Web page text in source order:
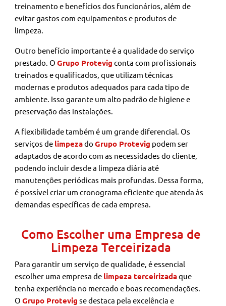
treinamento e benefícios dos funcionários, além de
evitar gastos com equipamentos e produtos de
limpeza.
Outro benefício importante é a qualidade do serviço
prestado. O Grupo Protevig conta com profissionais
treinados e qualificados, que utilizam técnicas
modernas e produtos adequados para cada tipo de
ambiente. Isso garante um alto padrão de higiene e
preservação das instalações.
A flexibilidade também é um grande diferencial. Os
serviços de limpezadoGrupo Protevig podem ser
adaptados de acordo com as necessidades do cliente,
podendo incluir desde a limpeza diária até
manutenções periódicas mais profundas. Dessa forma,
é possível criar um cronograma eficiente que atenda às
demandas específicas de cada empresa.
Como Escolher uma Empresa de
Limpeza Terceirizada
Para garantir um serviço de qualidade, é essencial
escolher uma empresa de limpeza terceirizadaque
tenha experiência no mercado e boas recomendações.
OGrupo Protevig se destaca pela excelência e